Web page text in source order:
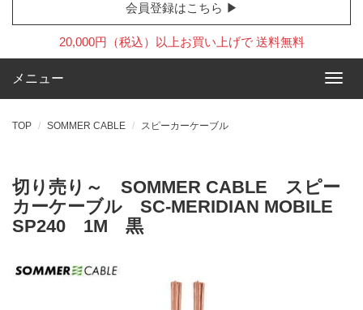
会員登録はこちら ▶
20,000円（税込）以上お買い上げで 送料無料
メニュー
TOP SOMMER CABLE スピーカーケーブル
切り売り～ SOMMER CABLE スピー
カーケーブル SC-MERIDIAN MOBILE
SP240 1M 黒